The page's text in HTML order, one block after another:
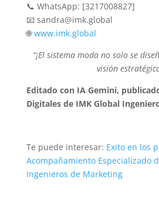
📞 WhatsApp: [3217008827]
📧 sandra@imk.global
🌐www.imk.global
“¡El sistema moda no solo se
visión
Editado con IA Gemini,
Digitales de IMK Global
Te puede interesar: Exito en los
Acompañamiento Especializado
Ingenieros de Marketing